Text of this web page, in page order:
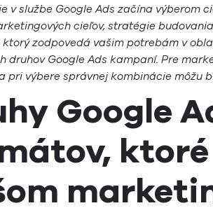
v službe Google Ads začína výberom
cieľov, stratégie
ktorý zodpovedá vašim potrebám v
druhov Google Ads kampaní. Pre
pri výbere správnej kombinácie môžu
Google